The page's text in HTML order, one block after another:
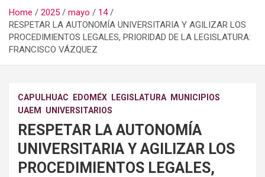
Home 2025 mayo
14
RESPETAR LA AUTONOMÍA UNIVERSITARIA Y AGILIZAR LOS
PROCEDIMIENTOS LEGALES, PRIORIDAD DE LA LEGISLATURA:
FRANCISCO VÁZQUEZ
CAPULHUAC EDOMÉX LEGISLATURA
MUNICIPIOS
UAEM
UNIVERSITARIOS
RESPETAR LA AUTONOMÍA
UNIVERSITARIA Y AGILIZAR LOS
PROCEDIMIENTOS LEGALES,